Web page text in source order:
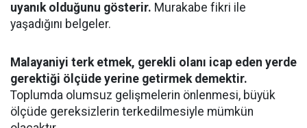
uyanık olduğunu gösterir. Murakabe fikri ile
yaşadığını belgeler.
Malayaniyi terk etmek, gerekli olanı icap eden yerde
gerektiği ölçüde yerine getirmek demektir.
Toplumda olumsuz gelişmelerin önlenmesi, büyük
ölçüde gereksizlerin terkedilmesiyle mümkün